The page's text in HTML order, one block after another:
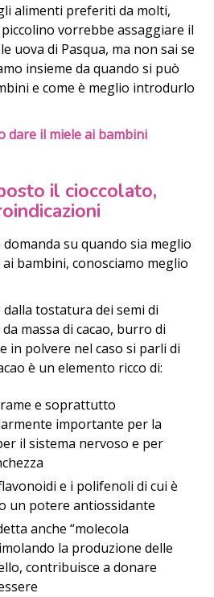
alimenti preferiti da molti,
vorrebbe assaggiare il
uova di Pasqua, ma non sai se
insieme da quando si può
e come è meglio introdurlo
dare il miele ai bambini
il cioccolato,
su quando sia meglio
bambini, conosciamo meglio
tostatura dei semi di
massa di cacao, burro di
in polvere nel caso si parli di
è un elemento ricco di:
e soprattutto
importante per la
il sistema nervoso e per
e i polifenoli di cui è
un potere antiossidante
anche “molecola
la produzione delle
contribuisce a donare